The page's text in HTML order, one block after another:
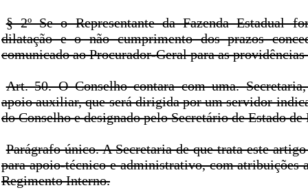
§ 2º Se o Representante da Fazenda Estadual
dilatação e o não cumprimento dos prazos
comunicado ao Procurador-Geral para as
Art. 50. O Conselho contara com uma.
apoio auxiliar, que será dirigida por um servidor
do Conselho e designado pelo Secretário de Estado de
Parágrafo único. A Secretaria de que trata este
para apoio-técnico e administrativo, com atribuições
Regimento Interno.